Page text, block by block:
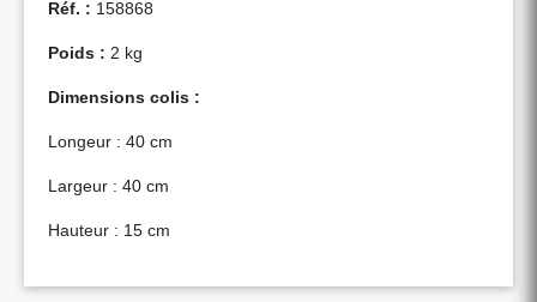
Réf. : 158868
Poids : 2 kg
Dimensions colis :
Longeur : 40 cm
Largeur : 40 cm
Hauteur : 15 cm